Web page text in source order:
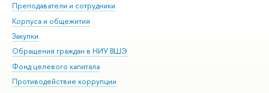
Преподаватели и сотрудники
Корпуса и общежития
Закупки
Обращения граждан в НИУ ВШЭ
Фонд целевого капитала
Противодействие коррупции